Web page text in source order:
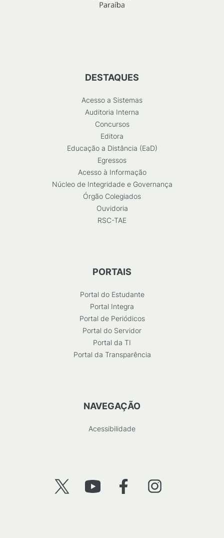
DESTAQUES
Acesso a Sistemas
Auditoria Interna
Concursos
Editora
Educação a Distância (EaD)
Egressos
Acesso à Informação
Núcleo de Integridade e Governança
Órgão Colegiados
Ouvidoria
RSC-TAE
PORTAIS
Portal do Estudante
Portal Integra
Portal de Periódicos
Portal do Servidor
Portal da TI
Portal da Transparência
NAVEGAÇÃO
Acessibilidade